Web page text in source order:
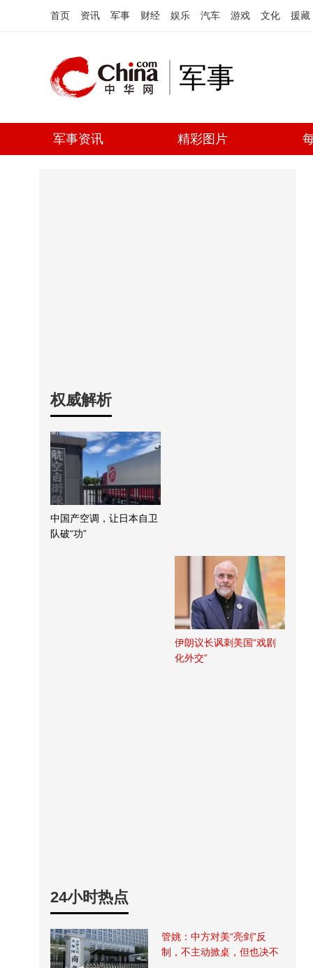
首页 资讯 军事 财经 娱乐 汽车 游戏 文化 援藏
军事
军事资讯 精彩图片
权威解析
中国产空调，让日本自卫
队破“功”
伊朗议长讽刺美国“戏剧
化外交”
24小时热点
管姚：中方对美“亮剑”反
制，不主动掀桌，但也决不